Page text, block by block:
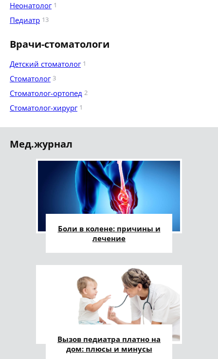
Неонатолог 1
Педиатр 13
Врачи-стоматологи
Детский стоматолог 1
Стоматолог 3
Стоматолог-ортопед 2
Стоматолог-хирург 1
Мед.журнал
Боли в колене: причины и
лечение
Вызов педиатра платно на
дом: плюсы и минусы